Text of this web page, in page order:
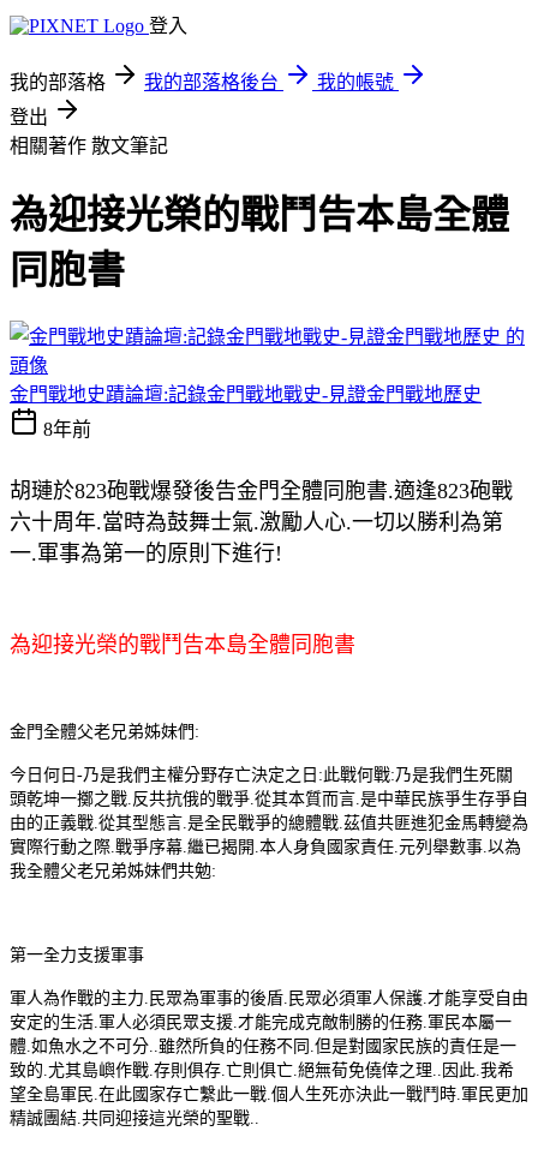
登入
我的部落格 我的部落格後台
我的帳號
登出
相關著作 散文筆記
為迎接光榮的戰鬥告本島全體
同胞書
金門戰地史蹟論壇:記錄金門戰地戰史-見證金門戰地歷史
8年前
胡璉於823砲戰爆發後告金門全體同胞書.適逢823砲戰
六十周年.當時為鼓舞士氣.激勵人心.一切以勝利為第
一.軍事為第一的原則下進行!
為迎接光榮的戰鬥告本島全體同胞書
金門全體父老兄弟姊妹們:
今日何日-乃是我們主權分野存亡決定之日:此戰何戰:乃是我們生死關
頭乾坤一擲之戰.反共抗俄的戰爭.從其本質而言.是中華民族爭生存爭自
由的正義戰.從其型態言.是全民戰爭的總體戰.茲值共匪進犯金馬轉變為
實際行動之際.戰爭序幕.繼已揭開.本人身負國家責任.元列舉數事.以為
我全體父老兄弟姊妹們共勉:
第一全力支援軍事
軍人為作戰的主力.民眾為軍事的後盾.民眾必須軍人保護.才能享受自由
安定的生活.軍人必須民眾支援.才能完成克敵制勝的任務.軍民本屬一
體.如魚水之不可分..雖然所負的任務不同.但是對國家民族的責任是一
致的.尤其島嶼作戰.存則俱存.亡則俱亡.絕無荀免僥倖之理..因此.我希
望全島軍民.在此國家存亡繫此一戰.個人生死亦決此一戰鬥時.軍民更加
精誠團結.共同迎接這光榮的聖戰..